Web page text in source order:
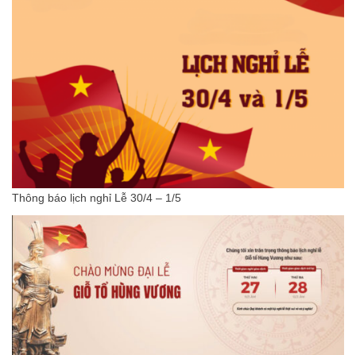
Thông báo lịch nghỉ Lễ 30/4 – 1/5